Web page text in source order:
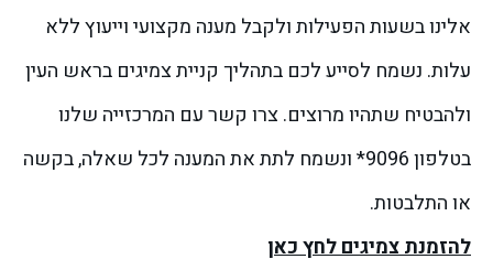
אלינו בשעות הפעילות ולקבל מענה מקצועי וייעוץ ללא
עלות. נשמח לסייע לכם בתהליך קניית צמיגים בראש העין
ולהבטיח שתהיו מרוצים. צרו קשר עם המרכזייה שלנו
בטלפון 9096* ונשמח לתת את המענה לכל שאלה, בקשה
או התלבטות.
להזמנת צמיגים לחץ כאן